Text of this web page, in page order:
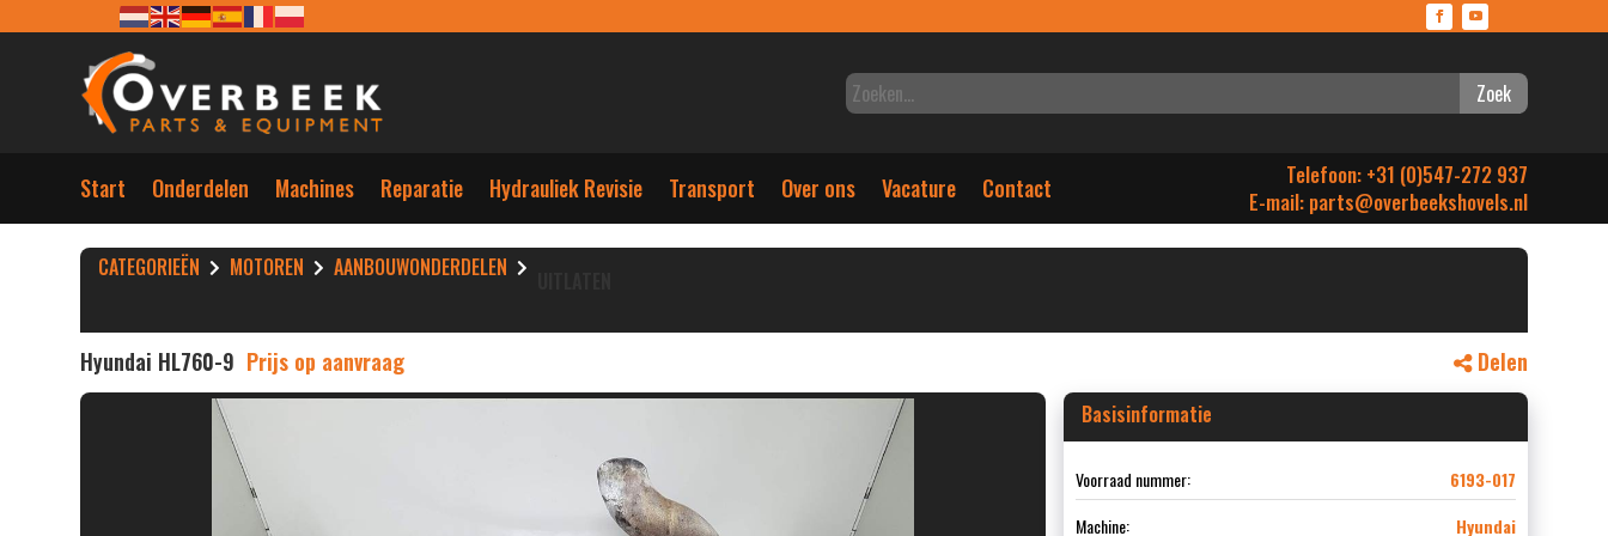
Zoek
Start Onderdelen Machines Reparatie Hydrauliek Revisie Transport Over ons Vacature Contact
Telefoon: +31 (0)547-272 937
E-mail: parts@overbeekshovels.nl
CATEGORIEËN MOTOREN AANBOUWONDERDELEN
Hyundai HL760-9 Prijs op aanvraag Delen
Basisinformatie
Voorraad nummer:
6193-017
Machine:
Hyundai